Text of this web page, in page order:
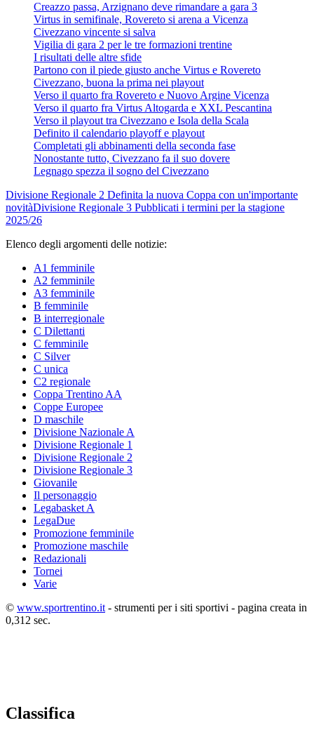
Creazzo passa, Arzignano deve rimandare a gara 3
Virtus in semifinale, Rovereto si arena a Vicenza
Civezzano vincente si salva
Vigilia di gara 2 per le tre formazioni trentine
I risultati delle altre sfide
Partono con il piede giusto anche Virtus e Rovereto
Civezzano, buona la prima nei playout
Verso il quarto fra Rovereto e Nuovo Argine Vicenza
Verso il quarto fra Virtus Altogarda e XXL Pescantina
Verso il playout tra Civezzano e Isola della Scala
Definito il calendario playoff e playout
Completati gli abbinamenti della seconda fase
Nonostante tutto, Civezzano fa il suo dovere
Legnago spezza il sogno del Civezzano
Divisione Regionale 2 Definita la nuova Coppa con un'importante
novitàDivisione Regionale 3 Pubblicati i termini per la stagione
2025/26
Elenco degli argomenti delle notizie:
A1 femminile
A2 femminile
A3 femminile
B femminile
B interregionale
C Dilettanti
C femminile
C Silver
C unica
C2 regionale
Coppa Trentino AA
Coppe Europee
D maschile
Divisione Nazionale A
Divisione Regionale 1
Divisione Regionale 2
Divisione Regionale 3
Giovanile
Il personaggio
Legabasket A
LegaDue
Promozione femminile
Promozione maschile
Redazionali
Tornei
Varie
© www.sportrentino.it - strumenti per i siti sportivi - pagina creata in
0,312 sec.
Classifica